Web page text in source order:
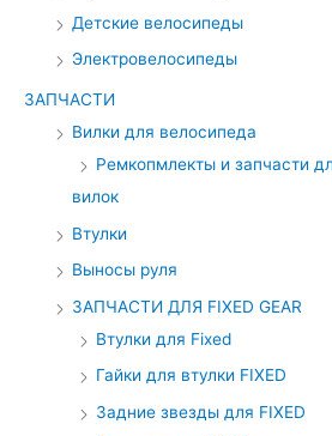
Детские велосипеды
Электровелосипеды
ЗАПЧАСТИ
Вилки для велосипеда
Ремкопмлекты и запчасти
вилок
Втулки
Выносы руля
ЗАПЧАСТИ ДЛЯ FIXED GEAR
Втулки для Fixed
Гайки для втулки FIXED
Задние звезды для FIXED